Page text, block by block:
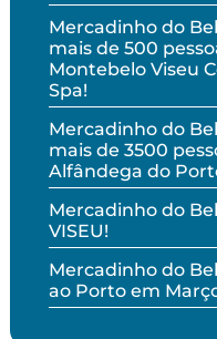
Mercadinho do
mais de 500
Montebelo Viseu
Spa!
Mercadinho do
mais de 3500
Alfândega do
Mercadinho do
VISEU!
Mercadinho do
ao Porto em